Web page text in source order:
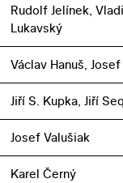
Rudolf Jelínek,
Lukavský
Václav Hanuš, Josef
Jiří S. Kupka, Jiří
Josef Valušiak
Karel Černý